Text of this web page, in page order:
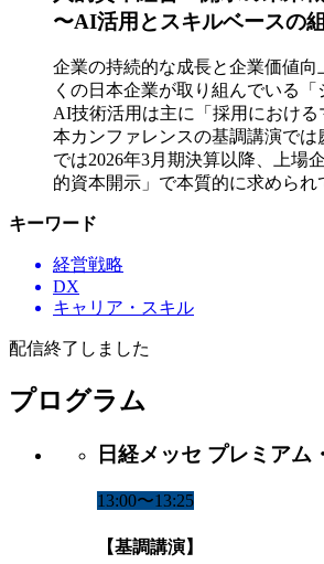
〜AI活用とスキルベースの
企業の持続的な成長と企業価値
くの日本企業が取り組んでいる
AI技術活用は主に「採用におけ
本カンファレンスの基調講演で
では2026年3月期決算以降、上場
的資本開示」で本質的に求められ
キーワード
経営戦略
DX
キャリア・スキル
配信終了しました
プログラム
日経メッセ プレミア
13:00〜13:25
【基調講演】